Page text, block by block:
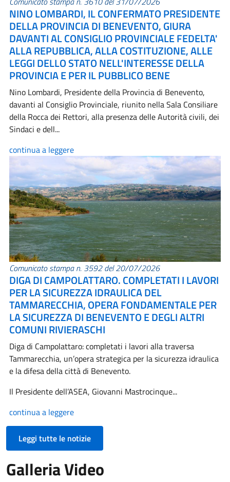
NINO LOMBARDI, IL CONFERMATO PRESIDENTE
DELLA PROVINCIA DI BENEVENTO, GIURA
DAVANTI AL CONSIGLIO PROVINCIALE FEDELTA'
ALLA REPUBBLICA, ALLA COSTITUZIONE, ALLE
LEGGI DELLO STATO NELL'INTERESSE DELLA
PROVINCIA E PER IL PUBBLICO BENE
Nino Lombardi, Presidente della Provincia di Benevento,
davanti al Consiglio Provinciale, riunito nella Sala Consiliare
della Rocca dei Rettori, alla presenza delle Autorità civili, dei
Sindaci e dell...
continua a leggere
Comunicato stampa n. 3592 del 20/07/2026
DIGA DI CAMPOLATTARO. COMPLETATI I LAVORI
PER LA SICUREZZA IDRAULICA DEL
TAMMARECCHIA, OPERA FONDAMENTALE PER
LA SICUREZZA DI BENEVENTO E DEGLI ALTRI
COMUNI RIVIERASCHI
Diga di Campolattaro: completati i lavori alla traversa
Tammarecchia, un’opera strategica per la sicurezza idraulica
e la difesa della città di Benevento.
Il Presidente dell’ASEA, Giovanni Mastrocinque...
continua a leggere
Leggi tutte le notizie
Galleria Video